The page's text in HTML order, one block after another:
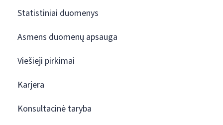
Statistiniai duomenys
Asmens duomenų apsauga
Viešieji pirkimai
Karjera
Konsultacinė taryba